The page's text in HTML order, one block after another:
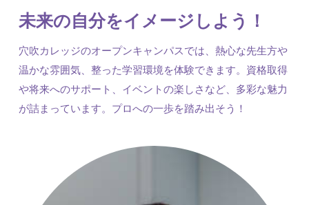
未来の自分をイメージしよう！
穴吹カレッジのオープンキャンパスでは、熱心な先生方や
温かな雰囲気、整った学習環境を体験できます。資格取得
や将来へのサポート、イベントの楽しさなど、多彩な魅力
が詰まっています。プロへの一歩を踏み出そう！